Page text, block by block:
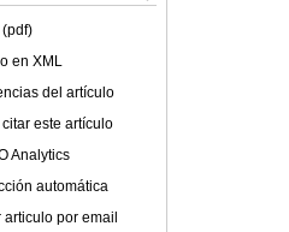
en XML
del artículo
este artículo
Analytics
automática
articulo por email